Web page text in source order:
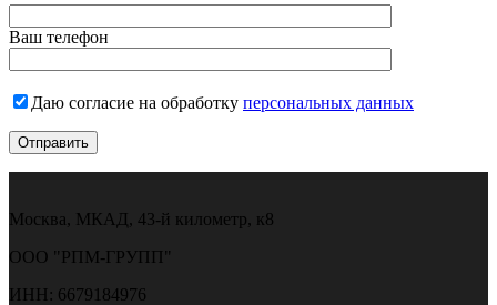
Ваш телефон
Даю согласие на обработку персональных данных
Москва, МКАД, 43-й километр, к8
ООО "РПМ-ГРУПП"
ИНН: 6679184976